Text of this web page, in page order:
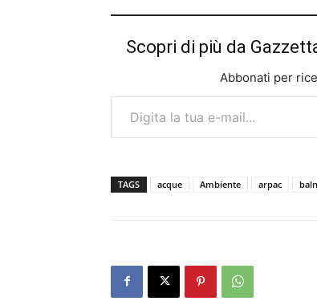
Scopri di più da
Abbonati per
Digita la tua e-mail...
TAGS acque Ambiente arpac